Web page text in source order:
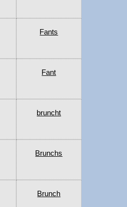
Fants
Fant
bruncht
Brunchs
Brunch